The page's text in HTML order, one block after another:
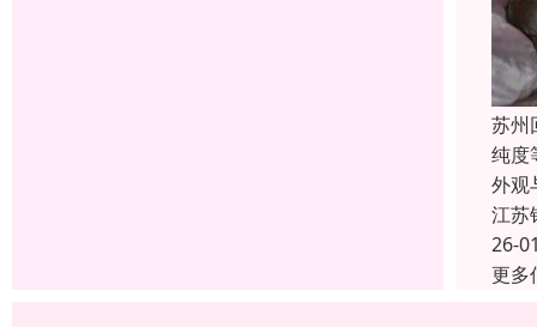
苏州
纯度
外观
江苏
26-
更多